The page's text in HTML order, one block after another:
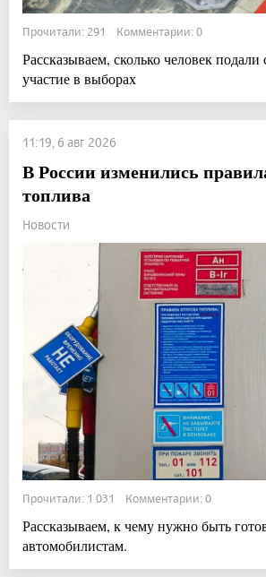
Прочитали: 291 Комментарии: 0
Рассказываем, сколько человек подали
участие в выборах
11:19, 6 авг 2026
В России изменились
топлива
Новости
Прочитали: 1 031 Комментарии: 0
Рассказываем, к чему нужно быть
автомобилистам.